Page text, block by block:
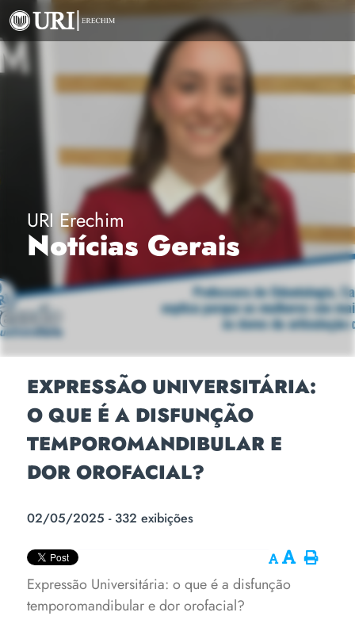
URI Erechim
Notícias Gerais
EXPRESSÃO UNIVERSITÁRIA:
O QUE É A DISFUNÇÃO
TEMPOROMANDIBULAR E
DOR OROFACIAL?
02/05/2025 - 332 exibições
Expressão Universitária: o que é a disfunção
temporomandibular e dor orofacial?